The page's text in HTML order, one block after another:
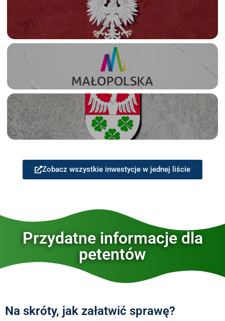
Zobacz wszystkie inwestycje w jednej liście
Przydatne informacje dla
petentów
Na skróty, jak załatwić sprawę?